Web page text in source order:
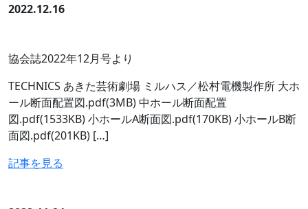
2022.12.16
協会誌2022年12月号より
TECHNICS あきた芸術劇場 ミルハス／松村電機製作所 大ホ
ール断面配置図.pdf(3MB) 中ホール断面配置
図.pdf(1533KB) 小ホールA断面図.pdf(170KB) 小ホールB断
面図.pdf(201KB) […]
記事を見る